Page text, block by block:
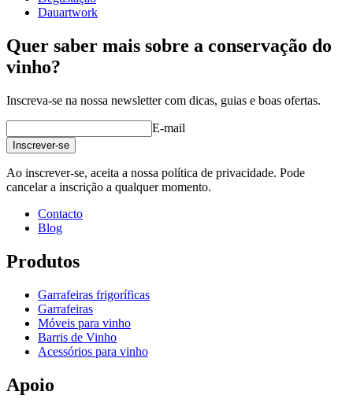
Dauartwork
Quer saber mais sobre a conservação do
vinho?
Inscreva-se na nossa newsletter com dicas, guias e boas ofertas.
E-mail
Inscrever-se
Ao inscrever-se, aceita a nossa política de privacidade. Pode
cancelar a inscrição a qualquer momento.
Contacto
Blog
Produtos
Garrafeiras frigoríficas
Garrafeiras
Móveis para vinho
Barris de Vinho
Acessórios para vinho
Apoio